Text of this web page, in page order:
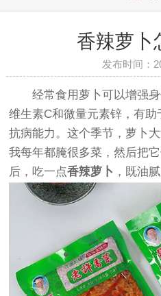
香辣萝卜
发布时间：
经常食用萝卜可以增强身
维生素C和微量元素锌，有
抗病能力。这个季节，萝卜
我每年都腌很多菜，然后把
后，吃一点香辣萝卜 ，既油